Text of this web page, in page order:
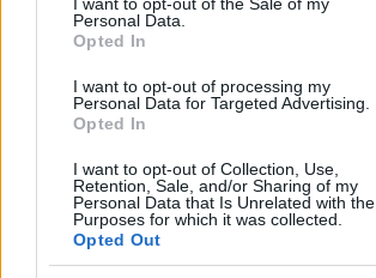
Personal Data.
Opted In
I want to opt-out of processing my
Personal Data for Targeted Advertising.
Opted In
I want to opt-out of Collection, Use,
Retention, Sale, and/or Sharing of my
Personal Data that Is Unrelated with the
Purposes for which it was collected.
Opted Out